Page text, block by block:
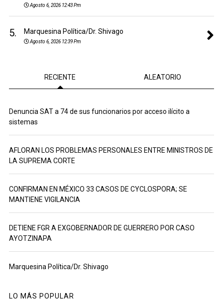
Agosto 6, 2026 12:43 Pm
5. Marquesina Política/Dr. Shivago
Agosto 6, 2026 12:39 Pm
RECIENTE ALEATORIO
Denuncia SAT a 74 de sus funcionarios por acceso ilícito a
sistemas
AFLORAN LOS PROBLEMAS PERSONALES ENTRE MINISTROS DE
LA SUPREMA CORTE
CONFIRMAN EN MÉXICO 33 CASOS DE CYCLOSPORA; SE
MANTIENE VIGILANCIA
DETIENE FGR A EXGOBERNADOR DE GUERRERO POR CASO
AYOTZINAPA
Marquesina Política/Dr. Shivago
LO MÁS POPULAR